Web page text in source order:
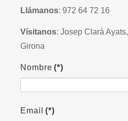
Llámanos: 972 64 72 16
Vísitanos: Josep Clarà
Girona
Nombre (*)
Email (*)